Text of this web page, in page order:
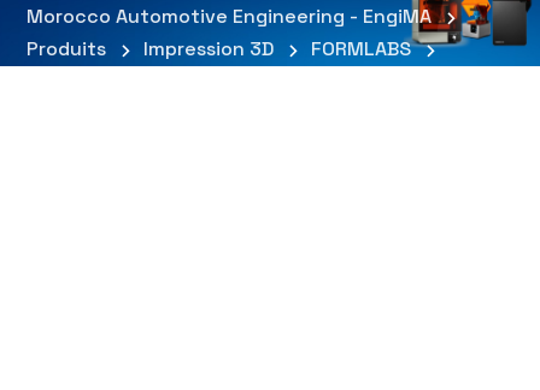
Morocco Automotive Engineering - EngiMA
Produits
Impression 3D
FORMLABS